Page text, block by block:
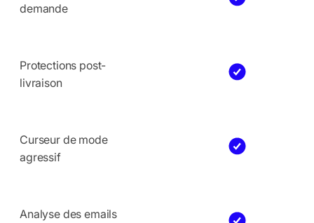
demande
Protections post-
livraison
Curseur de mode
agressif
Analyse des emails